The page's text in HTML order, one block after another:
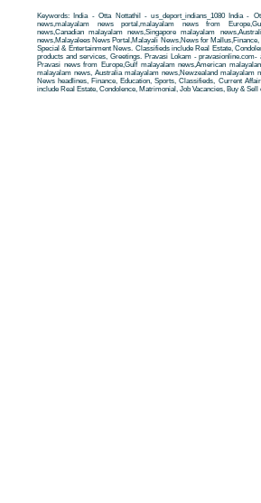
Keywords: India - Otta Nottathil - us_deport_indians_1080 India -
news,malayalam news portal,malayalam news from
news,Canadian malayalam news,Singapore malayalam
news,Malayalees News Portal,Malayali News,News for
Special & Entertainment News. Classifieds include Real Estate,
products and services, Greetings. Pravasi Lokam -
Pravasi news from Europe,Gulf malayalam news,American
malayalam news, Australia malayalam news,Newzealand malayalam
News headlines, Finance, Education, Sports, Classifieds, Current
include Real Estate, Condolence, Matrimonial, Job Vacancies, Buy &